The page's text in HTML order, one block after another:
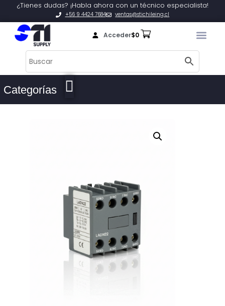
¿Tienes dudas? ¡Habla ahora con un técnico especialista!
+56 9 4424 7684 ventas@stichileing.cl
Acceder$0
Categorías